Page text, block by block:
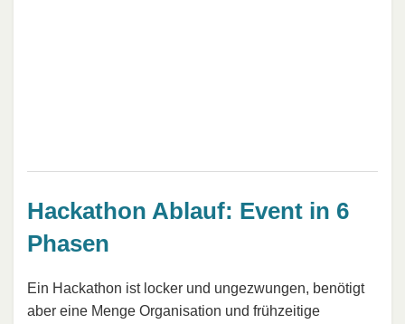
Hackathon Ablauf: Event in 6
Phasen
Ein Hackathon ist locker und ungezwungen, benötigt
aber eine Menge Organisation und frühzeitige